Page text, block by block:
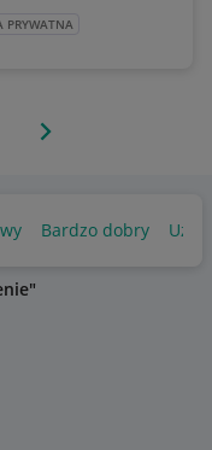
PRYWATNA
Następna strona
Bardzo dobry